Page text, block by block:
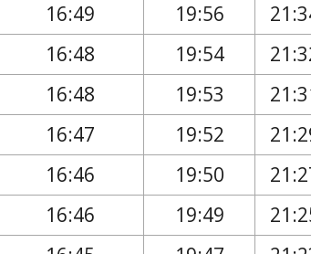
16:49 19:56
16:48 19:54
16:48 19:53
16:47 19:52
16:46 19:50
16:46 19:49